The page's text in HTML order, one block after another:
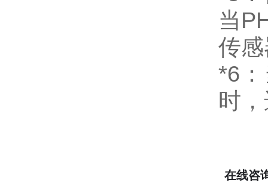
当
传
*6
时
在线咨